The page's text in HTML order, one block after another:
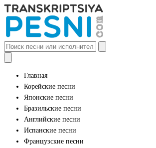
Главная
Корейские песни
Японские песни
Бразильские песни
Английские песни
Испанские песни
Французские песни